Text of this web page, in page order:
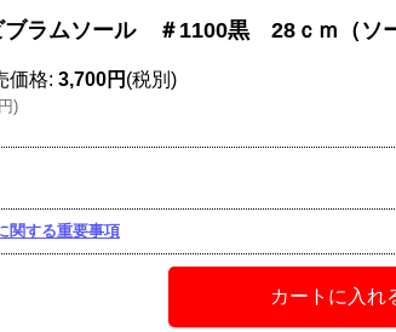
ラムソール ＃1100黒 28ｃｍ（ソー
価格: 3,700円 (税別)
)
関する重要事項